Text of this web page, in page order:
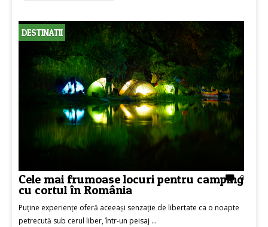
DESTINATII
0
Cele mai frumoase locuri pentru camping
cu cortul în România
Puține experiențe oferă aceeași senzație de libertate ca o noapte
petrecută sub cerul liber, într-un peisaj ...